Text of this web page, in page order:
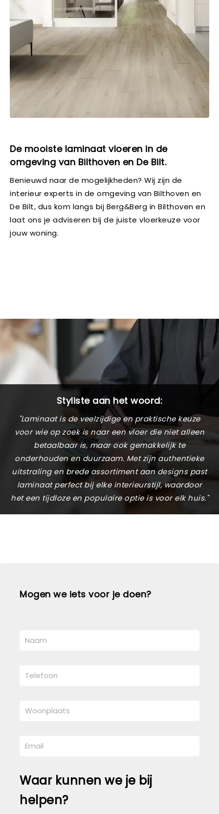
De mooiste laminaat vloeren in de
omgeving van Bilthoven en De Bilt.
Benieuwd naar de mogelijkheden? Wij zijn de
interieur experts in de omgeving van Bilthoven en
De Bilt, dus kom langs bij Berg&Berg in Bilthoven en
laat ons je adviseren bij de juiste vloerkeuze voor
jouw woning.
Styliste aan het woord:
"Laminaat is de veelzijdige en praktische keuze
voor wie op zoek is naar een vloer die niet alleen
betaalbaar is, maar ook gemakkelijk te
onderhouden en duurzaam. Met zijn authentieke
uitstraling en brede assortiment aan designs past
laminaat perfect bij elke interieurstijl, waardoor
het een tijdloze en populaire optie is voor elk huis."
Mogen we iets voor je doen?
Waar kunnen we je bij
helpen?